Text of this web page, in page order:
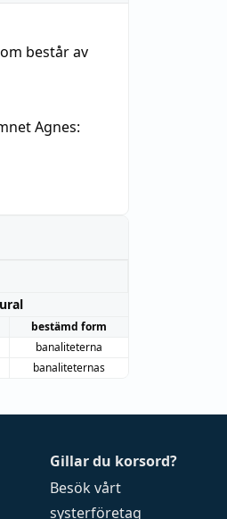
består av
Agnes:
bestämd form
banaliteterna
banaliteternas
Gillar du korsord?
Besök vårt
systerföretag